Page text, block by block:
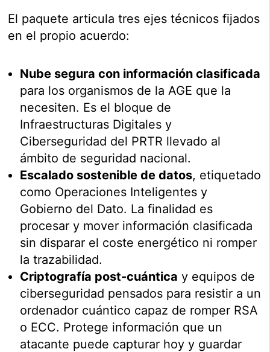
El paquete articula tres ejes técnicos fijados
en el propio acuerdo:
Nube segura con información clasificada
para los organismos de la AGE que la
necesiten. Es el bloque de
Infraestructuras Digitales y
Ciberseguridad del PRTR llevado al
ámbito de seguridad nacional.
Escalado sostenible de datos, etiquetado
como Operaciones Inteligentes y
Gobierno del Dato. La finalidad es
procesar y mover información clasificada
sin disparar el coste energético ni romper
la trazabilidad.
Criptografía post-cuántica y equipos de
ciberseguridad pensados para resistir a un
ordenador cuántico capaz de romper RSA
o ECC. Protege información que un
atacante puede capturar hoy y guardar